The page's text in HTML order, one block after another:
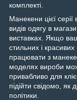
комплекті.
Манекени цієї
видів одягу в
виставках. Якщо
стильних і
працювати з
моделях вироби
привабливо для
підійти свідомо, як
політики.